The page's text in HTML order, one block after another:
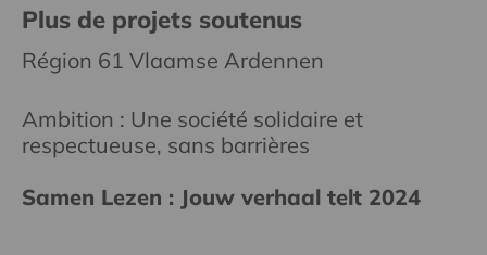
Plus de projets soutenus
Région 61 Vlaamse Ardennen
Ambition : Une société solidaire et
respectueuse, sans barrières
Samen Lezen : Jouw verhaal telt 2024